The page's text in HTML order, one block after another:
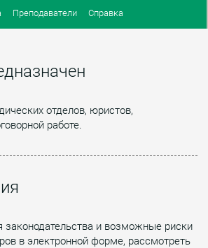
Преподаватели Справка
отделов, юристов,
работе.
законодательства и возможные риски
в электронной форме, рассмотреть